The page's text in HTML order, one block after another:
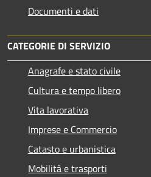
Documenti e dati
CATEGORIE DI SERVIZIO
Anagrafe e stato civile
Cultura e tempo libero
Vita lavorativa
Imprese e Commercio
Catasto e urbanistica
Mobilità e trasporti